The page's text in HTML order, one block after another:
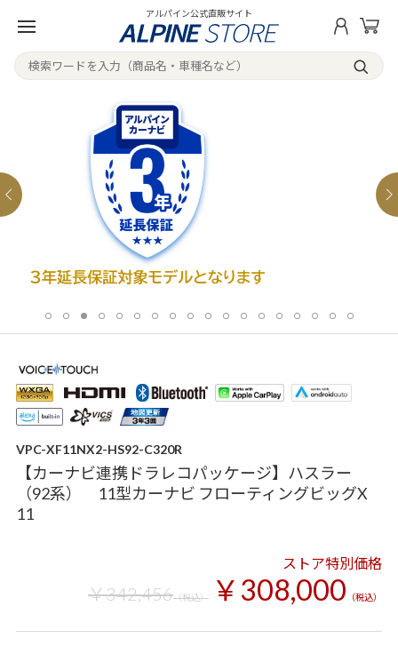
アルパイン公式直販サイト
VPC-XF11NX2-HS92-C320R
【カーナビ連携ドラレコパッケージ】ハスラー
（92系） 11型カーナビ フローティングビッグX
11
ストア特別価格
￥342,456（税込） ￥308,000 （税込）